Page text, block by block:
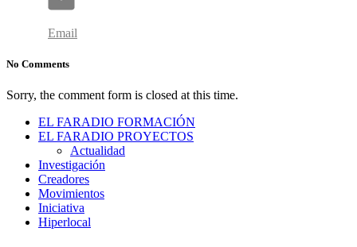
Email
No Comments
Sorry, the comment form is closed at this time.
EL FARADIO FORMACIÓN
EL FARADIO PROYECTOS
Actualidad
Investigación
Creadores
Movimientos
Iniciativa
Hiperlocal